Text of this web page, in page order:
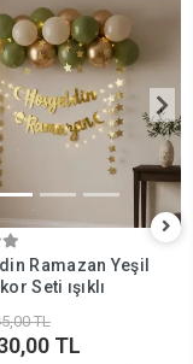
Ramazan Yeşil
Seti ışıklı
TL
TL